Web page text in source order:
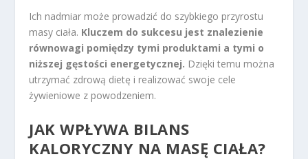
Ich nadmiar może prowadzić do szybkiego przyrostu
masy ciała. Kluczem do sukcesu jest znalezienie
równowagi pomiędzy tymi produktami a tymi o
niższej gęstości energetycznej. Dzięki temu można
utrzymać zdrową dietę i realizować swoje cele
żywieniowe z powodzeniem.
JAK WPŁYWA BILANS
KALORYCZNY NA MASĘ CIAŁA?